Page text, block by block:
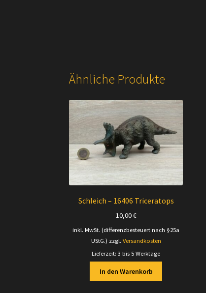
Ähnliche Produkte
Schleich – 16406 Triceratops
10,00€
inkl. MwSt. (differenzbesteuert nach §25a
UStG.) zzgl. Versandkosten
Lieferzeit:3 bis 5 Werktage
In den Warenkorb